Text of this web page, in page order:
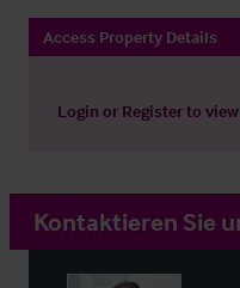
Access Property Details
Login or Registerto
Kontaktieren Sie